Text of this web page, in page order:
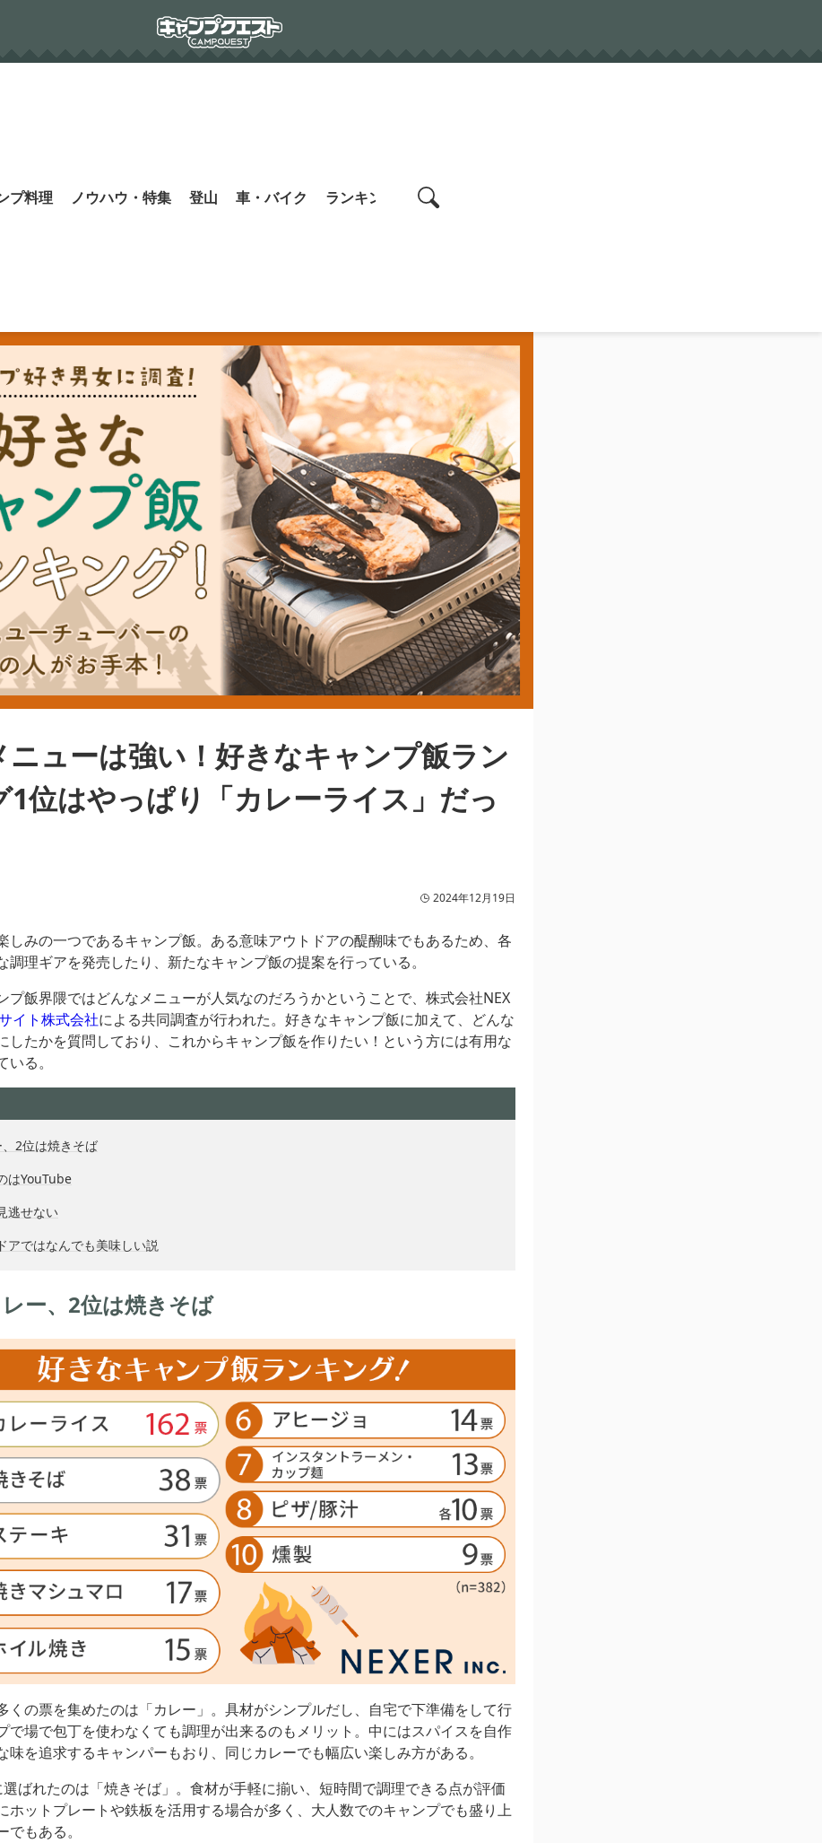
プ料理 ノウハウ・特集 登山 車・バイク ランキング search
ニューは強い！好きなキャンプ飯ラン
1位はやっぱり「カレーライス」だっ
2024年12月19日
しみの一つであるキャンプ飯。ある意味アウトドアの醍醐味でもあるため、各
調理ギアを発売したり、新たなキャンプ飯の提案を行っている。
プ飯界隈ではどんなメニューが人気なのだろうかということで、株式会社NEX
イト株式会社による共同調査が行われた。好きなキャンプ飯に加えて、どんな
したかを質問しており、これからキャンプ飯を作りたい！という方には有用な
る。
2位は焼きそば
はYouTube
逃せない
アではなんでも美味しい説
ー、2位は焼きそば
くの票を集めたのは「カレー」。具材がシンプルだし、自宅で下準備をして行
で場で包丁を使わなくても調理が出来るのもメリット。中にはスパイスを自作
味を追求するキャンパーもおり、同じカレーでも幅広い楽しみ方がある。
ばれたのは「焼きそば」。食材が手軽に揃い、短時間で調理できる点が評価
ホットプレートや鉄板を活用する場合が多く、大人数でのキャンプでも盛り上
でもある。